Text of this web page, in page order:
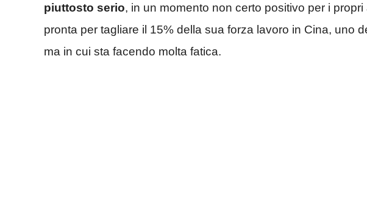
piuttosto serio, in un momento non certo positivo per i
pronta per tagliare il 15% della sua forza lavoro in Cina, uno
ma in cui sta facendo molta fatica.